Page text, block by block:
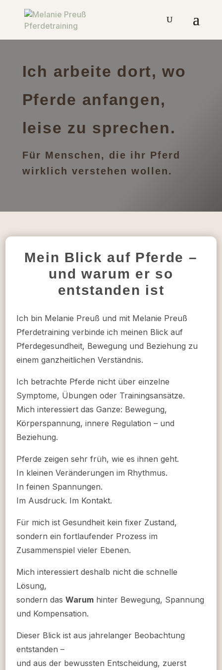
Ich arbeite dort, wo
Pferde anfangen,
leise zu sprechen.
Für Menschen, die ihr Pferd
wirklich verstehen wollen.
Mein Blick auf Pferde –
und warum er so
entstanden ist
Ich bin Melanie Preuß und mit Melanie Preuß
Pferdetraining verbinde ich meinen Blick auf
Pferdegesundheit, Bewegung und Beziehung zu
einem ganzheitlichen Verständnis.
Ich betrachte Pferde nicht über einzelne
Symptome, Übungen oder Trainingsansätze.
Mich interessiert das Ganze: Bewegung,
Körperspannung, innere Regulation – und
Beziehung.
Pferde zeigen sehr früh, wie es ihnen geht.
In kleinen Veränderungen im Rhythmus.
In feinen Spannungen.
Im Ausdruck. Im Kontakt.
Für mich ist Gesundheit kein fixer Zustand,
sondern ein fortlaufender Prozess im
Zusammenspiel vieler Ebenen.
Mich interessiert deshalb nicht die schnelle
Lösung,
sondern dasWarum hinter Bewegung, Spannung
und Kompensation.
Dieser Blick ist aus jahrelanger Beobachtung
entstanden –
und aus der bewussten Entscheidung, zuerst